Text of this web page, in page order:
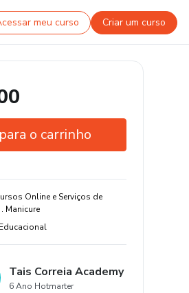
meu curso Criar um curso
o carrinho
de conclusão
do seu jeito e em qualquer
Online e Serviços de
Manicure
Educacional
Tais Correia Academy
6 Ano Hotmarter